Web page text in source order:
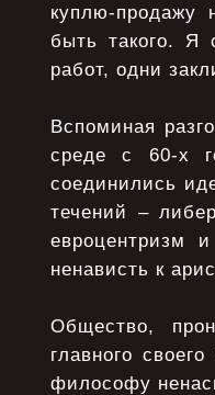
куплю-
быть такого. Я
работ, одни
Вспоминая
среде с 60-х
соединились
течений –
евроцентризм
ненависть к
Общество,
главного
философу